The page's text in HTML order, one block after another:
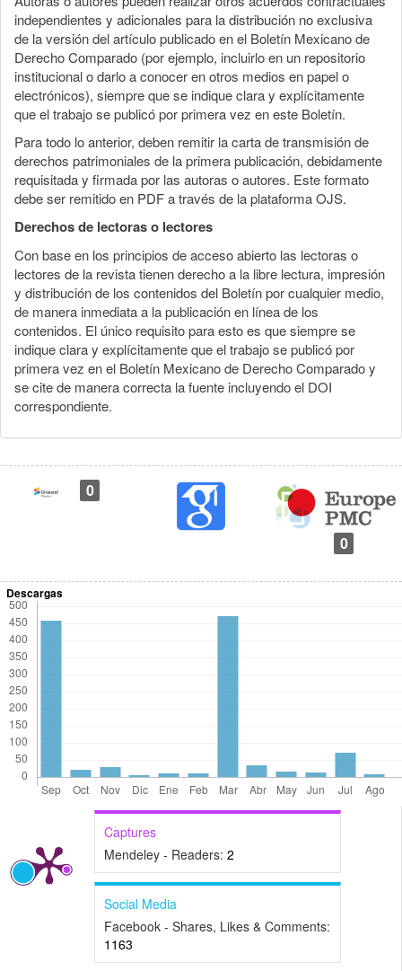
independientes y adicionales para la distribución no exclusiva
de la versión del artículo publicado en el Boletín Mexicano de
Derecho Comparado (por ejemplo, incluirlo en un repositorio
institucional o darlo a conocer en otros medios en papel o
electrónicos), siempre que se indique clara y explícitamente
que el trabajo se publicó por primera vez en este Boletín.
Para todo lo anterior, deben remitir la carta de transmisión de
derechos patrimoniales de la primera publicación, debidamente
requisitada y firmada por las autoras o autores. Este formato
debe ser remitido en PDF a través de la plataforma OJS.
Derechos de lectoras o lectores
Con base en los principios de acceso abierto las lectoras o
lectores de la revista tienen derecho a la libre lectura, impresión
y distribución de los contenidos del Boletín por cualquier medio,
de manera inmediata a la publicación en línea de los
contenidos. El único requisito para esto es que siempre se
indique clara y explícitamente que el trabajo se publicó por
primera vez en el Boletín Mexicano de Derecho Comparado y
se cite de manera correcta la fuente incluyendo el DOI
correspondiente.
0
0
Descargas
Captures
Mendeley - Readers: 2
Social Media
Facebook - Shares, Likes & Comments:
1163